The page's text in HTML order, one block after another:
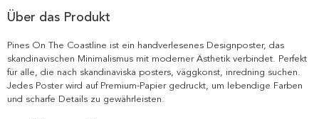
Über das Produkt
Pines On The Coastline ist ein handverlesenes Designposter, das
skandinavischen Minimalismus mit moderner Ästhetik verbindet. Perfekt
für alle, die nach skandinaviska posters, väggkonst, inredning suchen.
Jedes Poster wird auf Premium-Papier gedruckt, um lebendige Farben
und scharfe Details zu gewährleisten.